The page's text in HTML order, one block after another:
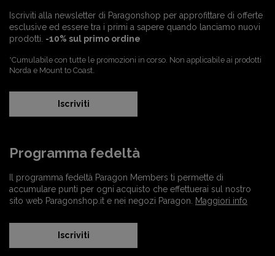
Iscriviti alla newsletter di Paragonshop per approfittare di offerte
esclusive ed essere tra i primi a sapere quando lanciamo nuovi
prodotti. -10% sul primo ordine
*Cumulabile con tutte le promozioni in corso. Non applicabile ai prodotti
Norda e Mount to Coast.
Iscriviti
Programma fedeltà
Il programma fedeltà Paragon Members ti permette di
accumulare punti per ogni acquisto che effettuerai sul nostro
sito web Paragonshop.it e nei negozi Paragon. Maggiori info
Iscriviti